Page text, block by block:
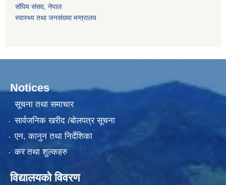
संघिय संसद, नेपाल
स्वास्थ्य तथा जनसंख्या मन्त्रालय
Notices
सूचना तथा समाचार
सार्वजनिक खरीद /बोलपत्र सूचना
एन, कानुन तथा निर्देशिका
कर तथा शुल्कहरु
विद्यालयको विवरण